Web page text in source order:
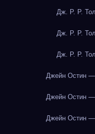
Дж. Р. Р.
Дж. Р. Р.
Дж. Р. Р.
Джейн Остин —
Джейн Остин —
Джейн Остин —